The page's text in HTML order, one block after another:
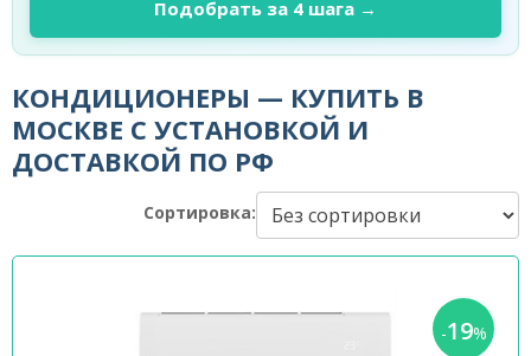
Подобрать за 4 шага →
КОНДИЦИОНЕРЫ — КУПИТЬ В
МОСКВЕ С УСТАНОВКОЙ И
ДОСТАВКОЙ ПО РФ
Сортировка:
-19%